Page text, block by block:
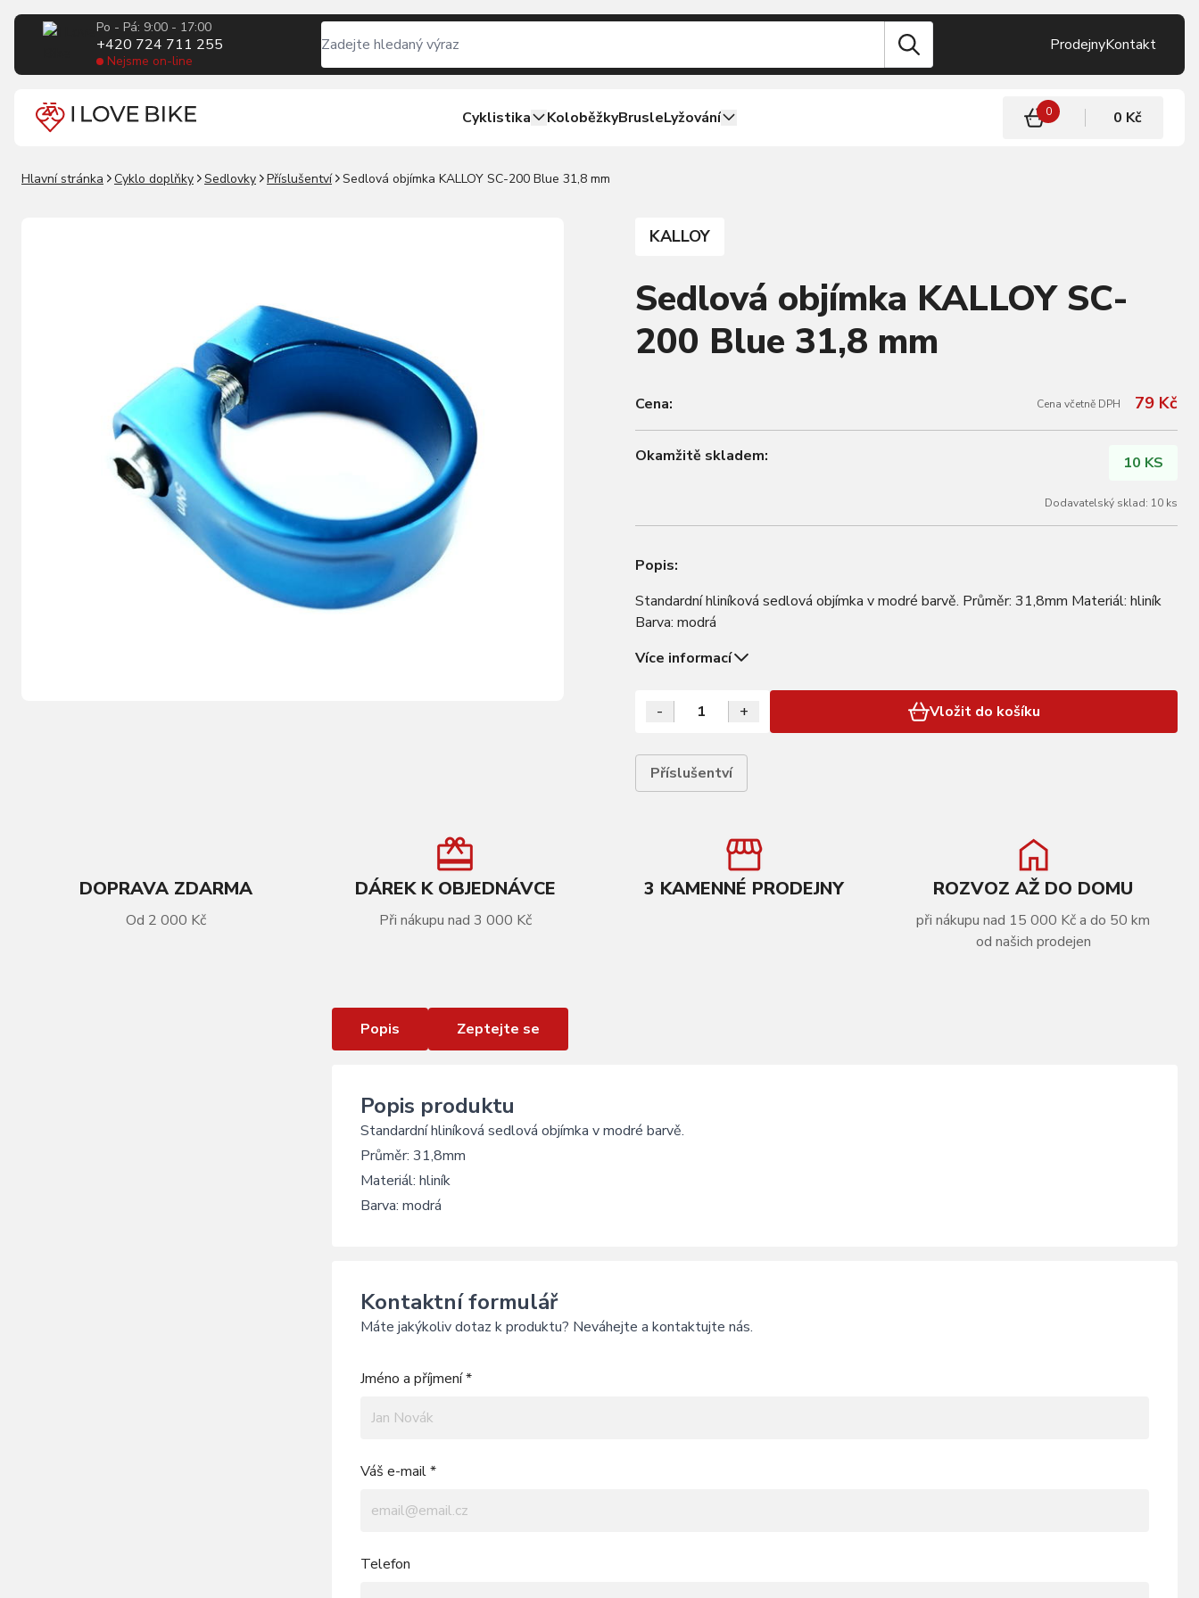
Po - Pá: 9:00 - 17:00
+420 724 711 255
Nejsme on-line
ProdejnyKontakt
Cyklistika KoloběžkyBrusleLyžování 0 0 Kč
Hlavní stránka Cyklo doplňky Sedlovky Příslušentví Sedlová objímka KALLOY SC-200 Blue 31,8 mm
KALLOY
Sedlová objímka KALLOY SC-
200 Blue 31,8 mm
Cena: Cena včetně DPH 79 Kč
Okamžitě skladem: 10 KS
Dodavatelský sklad: 10 ks
Popis:
Standardní hliníková sedlová objímka v modré barvě. Průměr: 31,8mm Materiál: hliník
Barva: modrá
Více informací
- + Vložit do košíku
Příslušentví
DOPRAVA ZDARMA
Od 2 000 Kč
DÁREK K OBJEDNÁVCE
Při nákupu nad 3 000 Kč
3 KAMENNÉ PRODEJNY ROZVOZ AŽ DO DOMU
při nákupu nad 15 000 Kč a do 50 km
od našich prodejen
VÍCE INFORMACÍ
Popis Zeptejte se
Popis produktu
Standardní hliníková sedlová objímka v modré barvě.
Průměr: 31,8mm
Materiál: hliník
Barva: modrá
Kontaktní formulář
Máte jakýkoliv dotaz k produktu? Neváhejte a kontaktujte nás.
Jméno a příjmení *
Váš e-mail *
Telefon